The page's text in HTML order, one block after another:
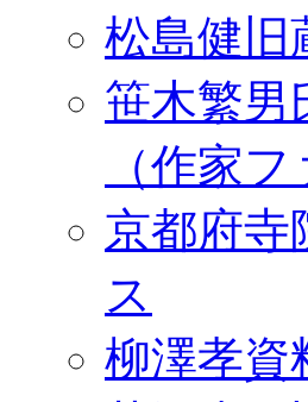
松島健旧
笹木繁男
（作家フ
京都府寺
ス
柳澤孝資